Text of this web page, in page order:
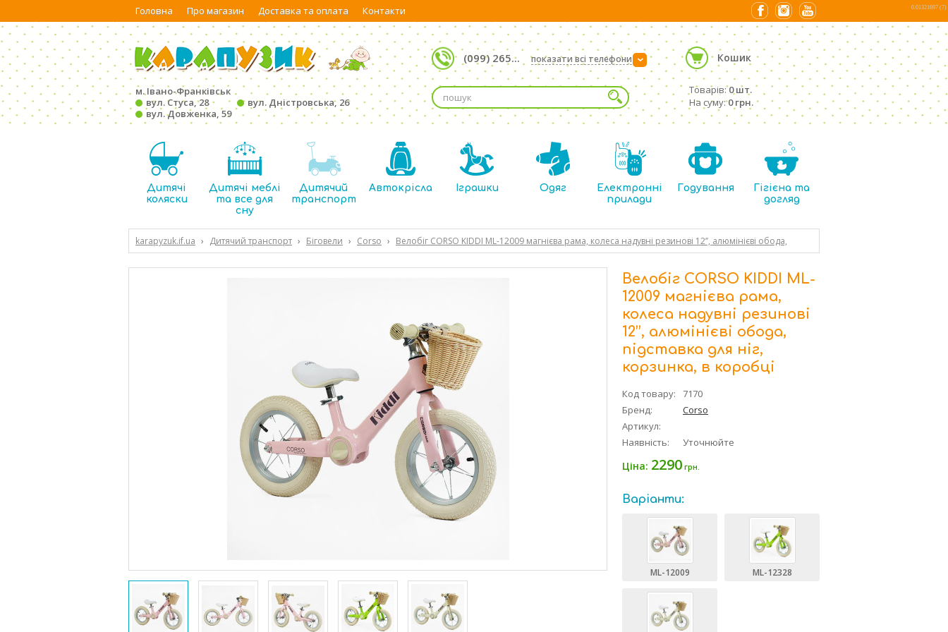
Головна Про магазин Доставка та оплата Контакти
м. Івано-Франківськ
вул. Стуса, 28
вул. Дністровська, 26
вул. Довженка, 59
(099) 265... ›
показати всі телефони Кошик
Товарів:0 шт.
На суму:0 грн.
Дитячі
коляски
Дитячі меблі
та все для
сну
Дитячий
транспорт
Автокрісла Іграшки Одяг
Електронні
прилади
Годування
Гігієна та
догляд
karapyzuk.if.ua › Дитячий транспорт › Біговели › Corso › Велобіг CORSO KIDDI ML-12009 магнієва рама, колеса надувні резинові 12’’, алюмінієві обода,
підставка для ніг, корзинка, в коробці
Велобіг CORSO KIDDI ML-
12009 магнієва рама,
колеса надувні резинові
12’’, алюмінієві обода,
підставка для ніг,
корзинка, в коробці
Код товару:
7170
Бренд:
Corso
Артикул:
Наявність:
Уточнюйте
Ціна: 2290 грн.
Варіанти:
ML-12009 ML-12328
0.01321697 (7)